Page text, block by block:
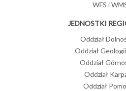
WFS i
JEDNOSTKI
Oddział
Oddział
Oddział
Oddział
Oddział